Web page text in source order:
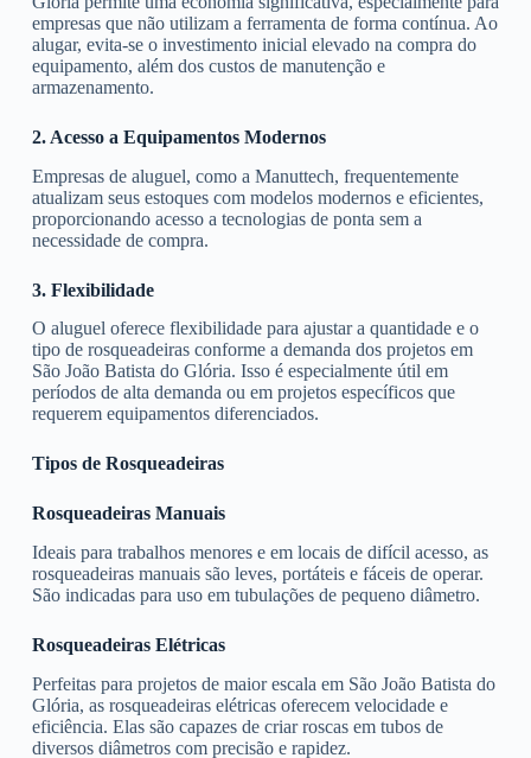
empresas que não utilizam a ferramenta de forma contínua. Ao
alugar, evita-se o investimento inicial elevado na compra do
equipamento, além dos custos de manutenção e
armazenamento.
2. Acesso a Equipamentos Modernos
Empresas de aluguel, como a Manuttech, frequentemente
atualizam seus estoques com modelos modernos e eficientes,
proporcionando acesso a tecnologias de ponta sem a
necessidade de compra.
3. Flexibilidade
O aluguel oferece flexibilidade para ajustar a quantidade e o
tipo de rosqueadeiras conforme a demanda dos projetos em
São João Batista do Glória. Isso é especialmente útil em
períodos de alta demanda ou em projetos específicos que
requerem equipamentos diferenciados.
Tipos de Rosqueadeiras
Rosqueadeiras Manuais
Ideais para trabalhos menores e em locais de difícil acesso, as
rosqueadeiras manuais são leves, portáteis e fáceis de operar.
São indicadas para uso em tubulações de pequeno diâmetro.
Rosqueadeiras Elétricas
Perfeitas para projetos de maior escala em São João Batista do
Glória, as rosqueadeiras elétricas oferecem velocidade e
eficiência. Elas são capazes de criar roscas em tubos de
diversos diâmetros com precisão e rapidez.